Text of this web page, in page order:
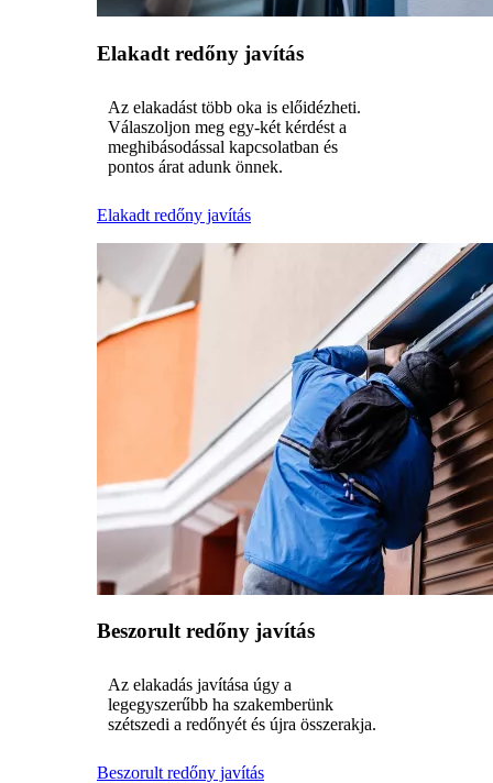
Elakadt redőny javítás
Az elakadást több oka is előidézheti.
Válaszoljon meg egy-két kérdést a
meghibásodással kapcsolatban és
pontos árat adunk önnek.
Elakadt redőny javítás
Beszorult redőny javítás
Az elakadás javítása úgy a
legegyszerűbb ha szakemberünk
szétszedi a redőnyét és újra összerakja.
Beszorult redőny javítás